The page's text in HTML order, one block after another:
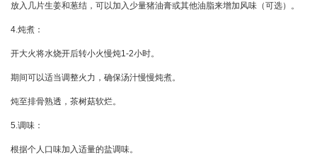
放入几片生姜和葱结，可以加入少量猪油膏或其他油脂来增加风味（可选）。
4.炖煮：
开大火将水烧开后转小火慢炖1-2小时。
期间可以适当调整火力，确保汤汁慢慢炖煮。
炖至排骨熟透，茶树菇软烂。
5.调味：
根据个人口味加入适量的盐调味。